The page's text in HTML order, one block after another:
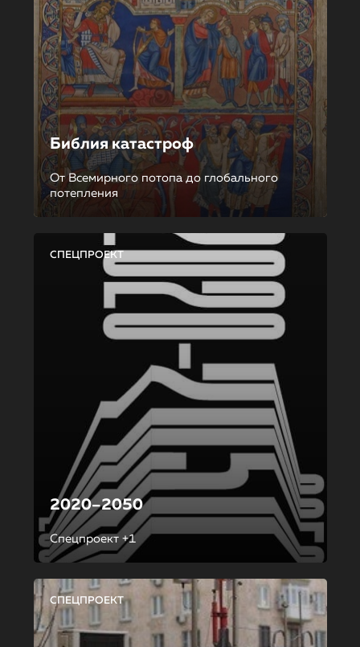
Библия катастроф
От Всемирного потопа до глобального
потепления
СПЕЦПРОЕКТ
2020–2050
Спецпроект +1
СПЕЦПРОЕКТ